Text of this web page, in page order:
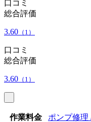
口コミ
総合評価
3.60 （1）
口コミ
総合評価
3.60 （1）
作業料金
ポンプ修理